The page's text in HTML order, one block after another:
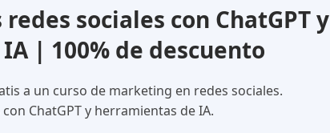
sociales con ChatGPT y
| 100% de descuento
a un curso de marketing en redes sociales.
ChatGPT y herramientas de IA.